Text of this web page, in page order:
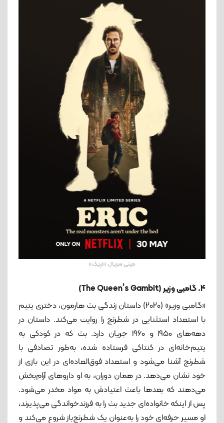
مینی سریال «اریک»
4. گامبی وزیر (The Queen’s Gambit)
«گامبی وزیر» (۲۰۲۰) داستان زندگی بث هارمون، دختری یتیم
با استعداد استثنایی در شطرنج را روایت می‌کند. داستان در
دهه‌های ۱۹۵۰ و ۱۹۶۰ جریان دارد. بث که در کودکی به
یتیم‌خانه‌ای در کنتاکی فرستاده شده، به‌طور تصادفی با
شطرنج آشنا می‌شود و استعداد فوق‌العاده‌ای در این بازی از
خود نشان می‌دهد. در همان دوران، به او داروهای آرام‌بخش
می‌دهند که بعدها باعث اعتیادش به مواد مخدر می‌شود.
پس از اینکه خانواده‌ای جدید بث را به فرزندخواندگی می‌پذیرند،
او مسیر حرفه‌ای خود را به‌عنوان یک شطرنج‌باز شروع می‌کند و